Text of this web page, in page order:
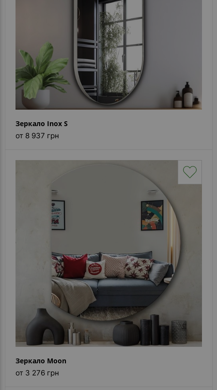
Зеркало Inox S
от 8 937 грн
Зеркало Moon
от 3 276 грн